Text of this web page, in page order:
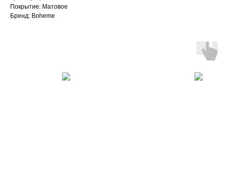
Покрытие: Матовое
Бренд: Boheme